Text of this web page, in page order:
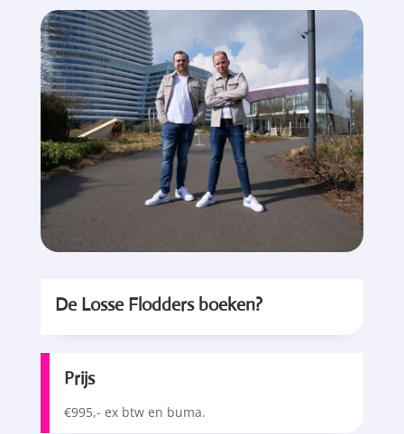
De Losse Flodders boeken?
Prijs
€995,- ex btw en buma.